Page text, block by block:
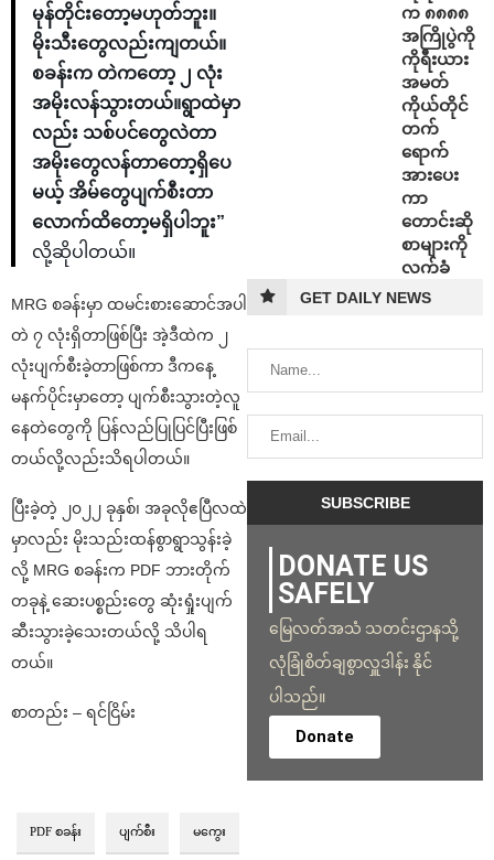
မုန်တိုင်းတော့မဟုတ်ဘူး။
မိုးသီးတွေလည်းကျတယ်။
စခန်းက တဲကတော့ ၂ လုံး
အမိုးလန်သွားတယ်။ရွာထဲမှာ
လည်း သစ်ပင်တွေလဲတာ
အမိုးတွေလန်တာတော့ရှိပေ
မယ့် အိမ်တွေပျက်စီးတာ
လောက်ထိတော့မရှိပါဘူး”
လို့ဆိုပါတယ်။
MRG စခန်းမှာ ထမင်းစားဆောင်အပါ
တဲ ၇ လုံးရှိတာဖြစ်ပြီး အဲ့ဒီထဲက ၂
လုံးပျက်စီးခဲ့တာဖြစ်ကာ ဒီကနေ့
မနက်ပိုင်းမှာတော့ ပျက်စီးသွားတဲ့လူ
နေတဲတွေကို ပြန်လည်ပြုပြင်ပြီးဖြစ်
တယ်လို့လည်းသိရပါတယ်။
ပြီးခဲ့တဲ့ ၂၀၂၂ ခုနှစ်၊ အခုလိုဧပြီလထဲ
မှာလည်း မိုးသည်းထန်စွာရွာသွန်းခဲ့
လို့ MRG စခန်းက PDF ဘားတိုက်
တခုနဲ့ ဆေးပစ္စည်းတွေ ဆုံးရှုံးပျက်
ဆီးသွားခဲ့သေးတယ်လို့ သိပါရ
တယ်။
စာတည်း – ရင်ငြိမ်း
PDF စခန်း ပျက်စီး မကွေး
က ၈၈၈၈
အကြိုပွဲကို
ကိုရီးယား
အမတ်
ကိုယ်တိုင်
တက်
ရောက်
အားပေး
ကာ
တောင်းဆို
စာများကို
လက်ခံ
GET DAILY NEWS
DONATE US
SAFELY
မြေလတ်အသံ သတင်းဌာနသို့
လုံခြုံစိတ်ချစွာလှူဒါန်း နိုင်
ပါသည်။
Donate